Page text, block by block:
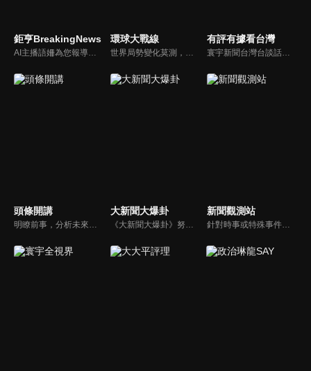
鉅亨BreakingNews
AI主播語姍為您報導【鉅亨Breaking News】！每週播報大事，讓新聞更貼近你！
環球大戰線
世界局勢變化莫測，你我都身在其中，國際之間合縱連橫，外交、政治、經濟、軍事、科技，無所不爭、無所不戰，《環球大戰線》全方位觀點，與您一起剖析戰略，走進環球競爭最前線！
有評有據看台灣
寰宇新聞台灣台談話性節目《有評有據看台灣》節目跳脫來賓演繹的「浮誇情境式政論型態」，改採網路大數據點題，直視分析選情實相，帶您「有評、有據」的遍覽政經大小事。
頭條開講
明瞭前事，分析未來走向，周玉琴告訴您沒想到的大小事背後真相。你不理政治，政治卻未必不會影響你！世界政治勢力結構快速改變，新時代降臨，舊思想如何進化，台灣新思路能否頂得住大國衝擊，最接近民意的聲音，都在《頭條開講》。
大新聞大爆卦
《大新聞大爆卦》努力秉持著監督政府的精神，繼續在網路上努力說出事實。
新聞觀測站
針對時事或特殊事件邀請來賓進行深度探討，或專訪各領域傑出人士。